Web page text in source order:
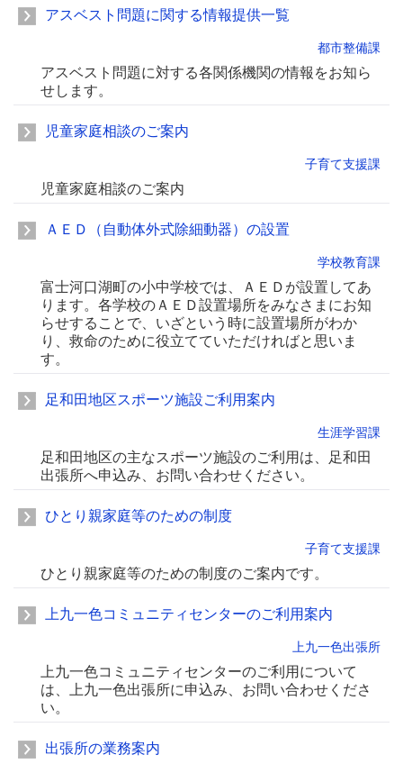
アスベスト問題に関する情報提供一覧
都市整備課
アスベスト問題に対する各関係機関の情報をお知ら
せします。
児童家庭相談のご案内
子育て支援課
児童家庭相談のご案内
ＡＥＤ（自動体外式除細動器）の設置
学校教育課
富士河口湖町の小中学校では、ＡＥＤが設置してあ
ります。各学校のＡＥＤ設置場所をみなさまにお知
らせすることで、いざという時に設置場所がわか
り、救命のために役立てていただければと思いま
す。
足和田地区スポーツ施設ご利用案内
生涯学習課
足和田地区の主なスポーツ施設のご利用は、足和田
出張所へ申込み、お問い合わせください。
ひとり親家庭等のための制度
子育て支援課
ひとり親家庭等のための制度のご案内です。
上九一色コミュニティセンターのご利用案内
上九一色出張所
上九一色コミュニティセンターのご利用について
は、上九一色出張所に申込み、お問い合わせくださ
い。
出張所の業務案内